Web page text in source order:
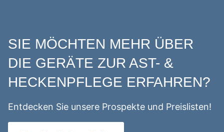
SIE MÖCHTEN MEHR ÜBER
DIE GERÄTE ZUR AST- &
HECKENPFLEGE ERFAHREN?
Entdecken Sie unsere Prospekte und Preislisten!